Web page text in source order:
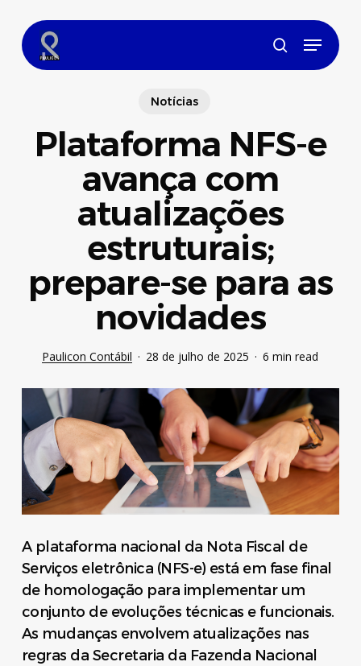
main
content
search
Menu
Notícias
Plataforma NFS-e
avança com
atualizações
estruturais;
prepare-se para as
novidades
Paulicon Contábil 28 de julho de 2025 6 min read
A plataforma nacional da Nota Fiscal de
Serviços eletrônica (NFS-e) está em fase final
de homologação para implementar um
conjunto de evoluções técnicas e funcionais.
As mudanças envolvem atualizações nas
regras da Secretaria da Fazenda Nacional